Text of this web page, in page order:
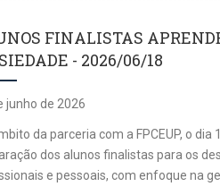
FINALISTAS
- 2026/06/18
junho de 2026
da parceria com a FPCEUP, o
dos alunos finalistas para os
e pessoais, com enfoque na